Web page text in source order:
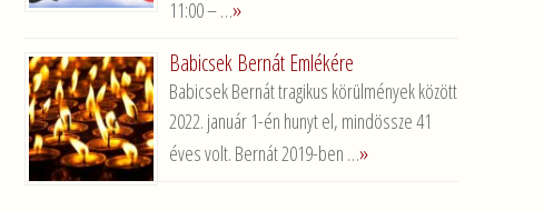
11:00 – …»
Babicsek Bernát Emlékére
Babicsek Bernát tragikus körülmények között
2022. január 1-én hunyt el, mindössze 41
éves volt. Bernát 2019-ben …»